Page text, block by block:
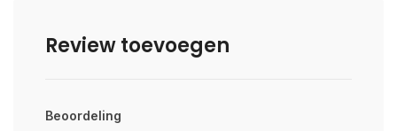
Review toevoegen
Beoordeling